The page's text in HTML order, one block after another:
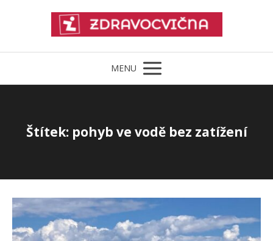
MENU
Štítek: pohyb ve vodě bez zatížení